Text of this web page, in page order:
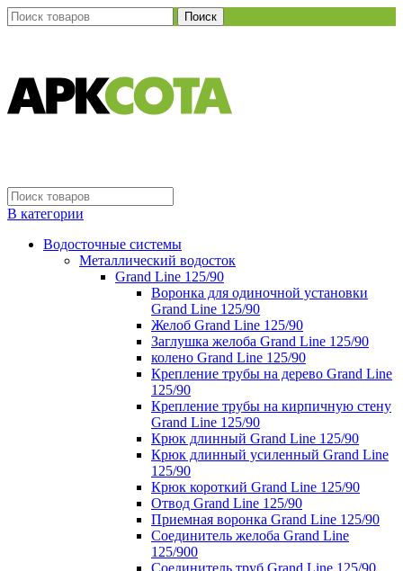
Поиск
В категории
Водосточные системы
Металлический водосток
Grand Line 125/90
Воронка для одиночной установки
Grand Line 125/90
Желоб Grand Line 125/90
Заглушка желоба Grand Line 125/90
колено Grand Line 125/90
Крепление трубы на дерево Grand Line
125/90
Крепление трубы на кирпичную стену
Grand Line 125/90
Крюк длинный Grand Line 125/90
Крюк длинный усиленный Grand Line
125/90
Крюк короткий Grand Line 125/90
Отвод Grand Line 125/90
Приемная воронка Grand Line 125/90
Соединитель желоба Grand Line
125/900
Соединитель труб Grand Line 125/90